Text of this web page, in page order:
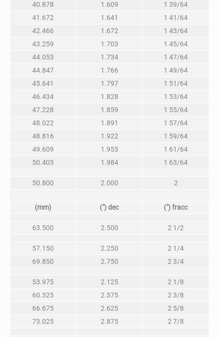
40.878 1.609
1 39/64
41.672
1.641
1 41/64
42.466
1.672
1 43/64
43.259
1.703
1 45/64
44.053
1.734
1 47/64
44.847
1.766
1 49/64
45.641
1.797
1 51/64
46.434
1.828
1 53/64
47.228
1.859
1 55/64
48.022
1.891
1 57/64
48.816
1.922
1 59/64
49.609
1.953
1 61/64
50.403
1.984 1 63/64
50.800 2.000 2
(mm) (″) dec (″) fracc
63.500 2.500 2 1/2
57.150 2.250
2 1/4
69.850
2.750 2 3/4
53.975 2.125
2 1/8
60.325
2.375
2 3/8
66.675
2.625
2 5/8
73.025
2.875 2 7/8